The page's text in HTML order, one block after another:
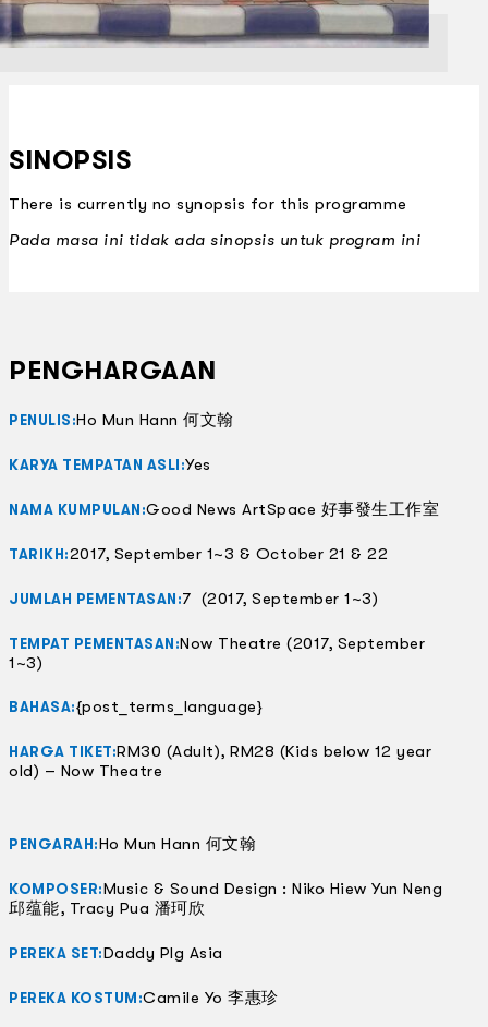
SINOPSIS
There is currently no synopsis for this programme
Pada masa ini tidak ada sinopsis untuk program ini
PENGHARGAAN
PENULIS:Ho Mun Hann 何文翰
KARYA TEMPATAN ASLI:Yes
NAMA KUMPULAN:Good News ArtSpace 好事發生工作室
TARIKH:2017, September 1~3 & October 21 & 22
JUMLAH PEMENTASAN:7 (2017, September 1~3)
TEMPAT PEMENTASAN:Now Theatre (2017, September
1~3)
BAHASA:{post_terms_language}
HARGA TIKET:RM30 (Adult), RM28 (Kids below 12 year
old) – Now Theatre
PENGARAH:Ho Mun Hann 何文翰
KOMPOSER:Music & Sound Design : Niko Hiew Yun Neng
邱蕴能, Tracy Pua 潘珂欣
PEREKA SET:Daddy Plg Asia
PEREKA KOSTUM:Camile Yo 李惠珍